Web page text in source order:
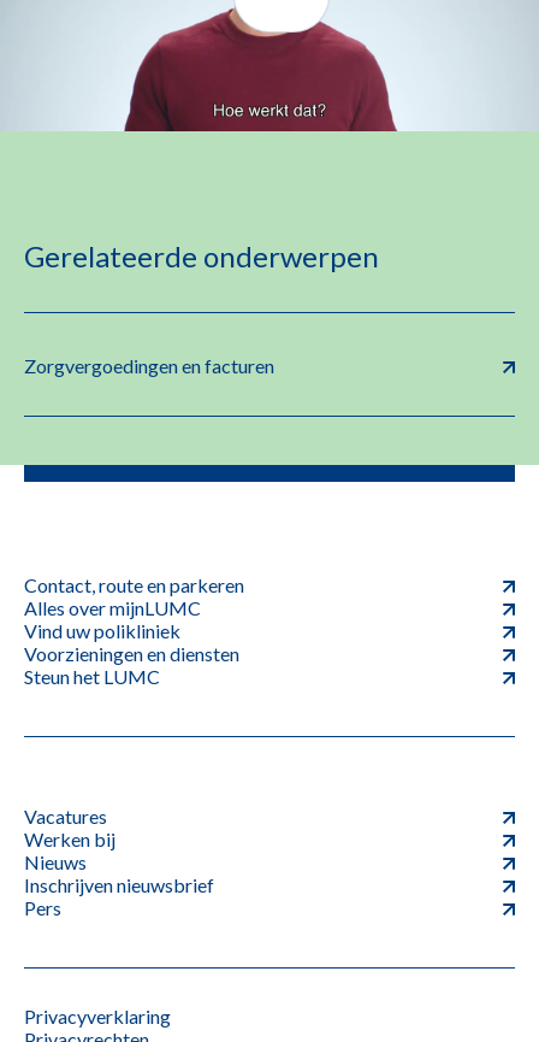
Gerelateerde onderwerpen
Zorgvergoedingen en facturen
Contact, route en parkeren
Alles over mijnLUMC
Vind uw polikliniek
Voorzieningen en diensten
Steun het LUMC
Vacatures
Werken bij
Nieuws
Inschrijven nieuwsbrief
Pers
Privacyverklaring